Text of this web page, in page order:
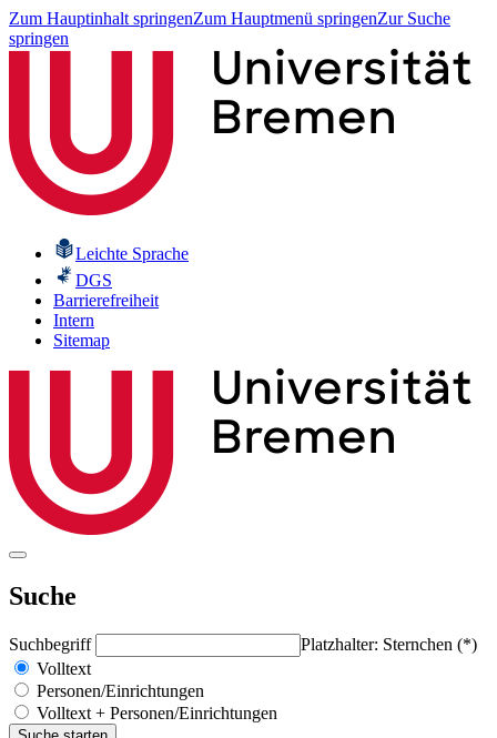
Zum Hauptinhalt springenZum Hauptmenü springenZur Suche
springen
Leichte Sprache
DGS
Barrierefreiheit
Intern
Sitemap
Suche
Suchbegriff
Platzhalter: Sternchen (*)
Volltext
Personen/Einrichtungen
Volltext + Personen/Einrichtungen